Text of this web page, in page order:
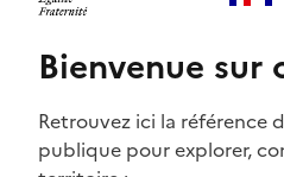
Bienvenue sur
Retrouvez ici la référence
publique pour explorer,